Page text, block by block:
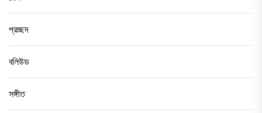
প্রচ্ছদ
বলিউড
সঙ্গীত